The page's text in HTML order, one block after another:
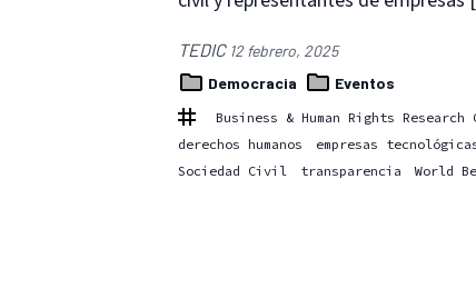
TEDIC 12 febrero, 2025
Democracia
Eventos
Business & Human Rights Research
derechos humanos
empresas
Sociedad Civil
transparencia World